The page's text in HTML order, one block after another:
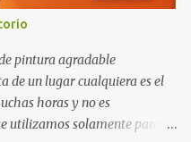
pintura agradable
de un lugar cualquiera es el
horas y no es
utilizamos solamente para